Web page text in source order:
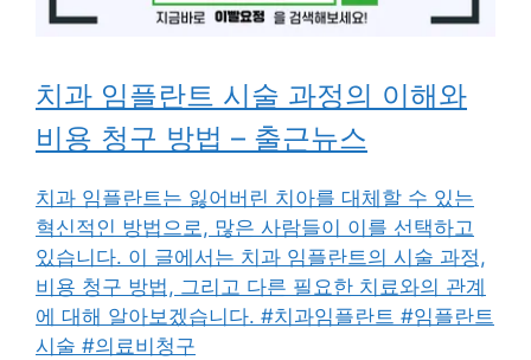
치과 임플란트 시술 과정의 이해와
비용 청구 방법 – 출근뉴스
치과 임플란트는 잃어버린 치아를 대체할 수 있는
혁신적인 방법으로, 많은 사람들이 이를 선택하고
있습니다. 이 글에서는 치과 임플란트의 시술 과정,
비용 청구 방법, 그리고 다른 필요한 치료와의 관계
에 대해 알아보겠습니다. #치과임플란트 #임플란트
시술 #의료비청구